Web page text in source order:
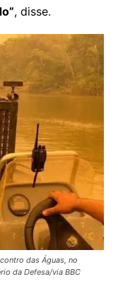
, disse.
das Águas, no
da Defesa/via BBC